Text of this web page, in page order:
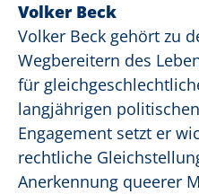
Volker Beck
Volker Beck gehört zu
Wegbereitern des
für
langjährigen
Engagement setzt er
rechtliche
Anerkennung queerer